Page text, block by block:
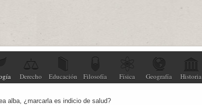
Derecho Educación Filosofía Física Geografía Historia
alba, ¿marcarla es indicio de salud?